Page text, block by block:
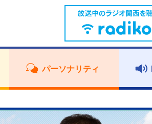
パーソナリティ